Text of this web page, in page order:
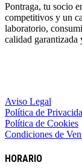
Pontraga, tu socio
competitivos y un
laboratorio,
calidad garantizada
Aviso Legal
Política de
Política de Cookies
Condiciones de
HORARIO